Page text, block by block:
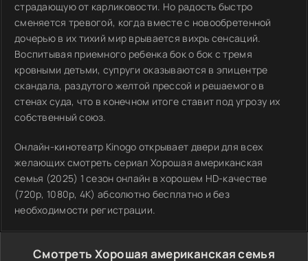
страдающую от карликовости. Но радость быстро
сменяется тревогой, когда вместе с новообретенной
дочерью в их тихий мир врывается вихрь сенсаций.
Воспитывая приемного ребенка бок о бок с тремя
кровными детьми, супруги оказываются в эпицентре
скандала, раздутого желтой прессой и решаемого в
стенах суда, что в конечном итоге ставит под угрозу их
собственный союз.
Онлайн-кинотеатр Kinogo открывает двери для всех
желающих смотреть сериал Хорошая американская
семья (2025) 1 сезон онлайн в хорошем HD-качестве
(720p, 1080p, 4K) абсолютно бесплатно и без
необходимости регистрации.
Смотреть Хорошая американская семья